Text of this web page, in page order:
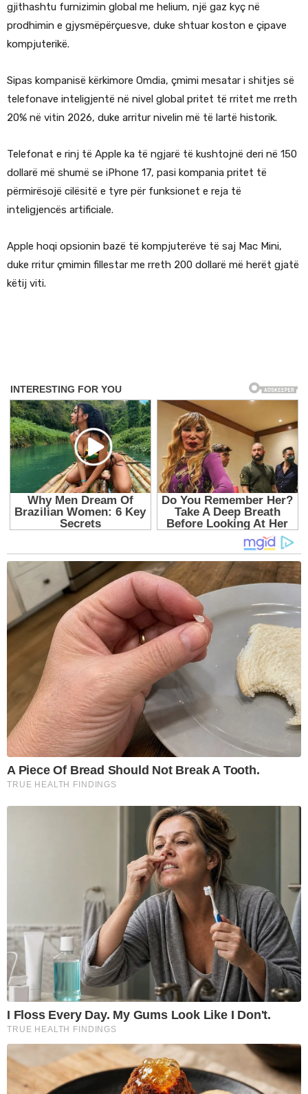
gjithashtu furnizimin global me helium, një gaz kyç në
prodhimin e gjysmëpërçuesve, duke shtuar koston e çipave
kompjuterikë.
Sipas kompanisë kërkimore Omdia, çmimi mesatar i shitjes së
telefonave inteligjentë në nivel global pritet të rritet me rreth
20% në vitin 2026, duke arritur nivelin më të lartë historik.
Telefonat e rinj të Apple ka të ngjarë të kushtojnë deri në 150
dollarë më shumë se iPhone 17, pasi kompania pritet të
përmirësojë cilësitë e tyre për funksionet e reja të
inteligjencës artificiale.
Apple hoqi opsionin bazë të kompjuterëve të saj Mac Mini,
duke rritur çmimin fillestar me rreth 200 dollarë më herët gjatë
këtij viti.